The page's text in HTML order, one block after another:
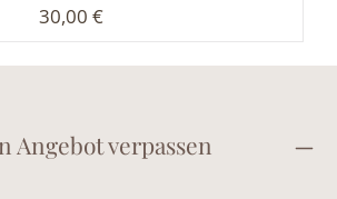
der Kette: ca. 70 cm + 8 cm
Regulärer Preis:
30,00 €
Angebot verpassen